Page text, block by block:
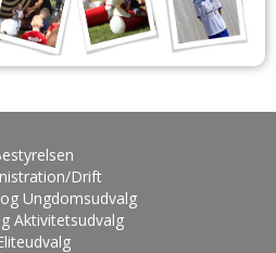
Drift
Ungdomsudvalg
Aktivitetsudvalg